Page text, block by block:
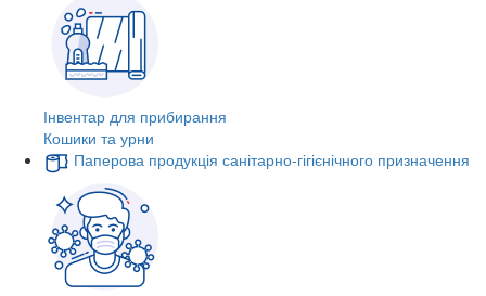
Інвентар для прибирання
Кошики та урни
Паперова продукція санітарно-гігієнічного призначення